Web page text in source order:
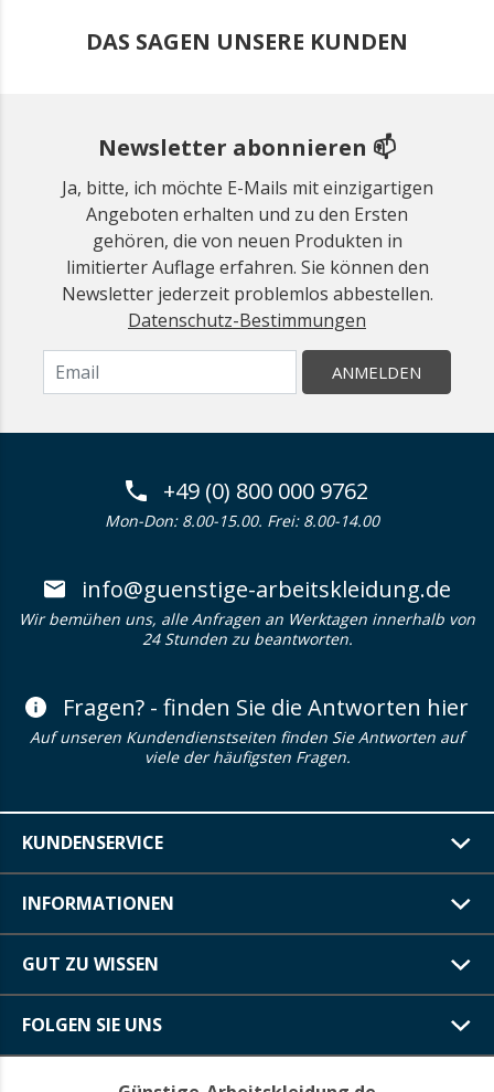
DAS SAGEN UNSERE KUNDEN
Newsletter abonnieren 📫
Ja, bitte, ich möchte E-Mails mit einzigartigen
Angeboten erhalten und zu den Ersten
gehören, die von neuen Produkten in
limitierter Auflage erfahren. Sie können den
Newsletter jederzeit problemlos abbestellen.
Datenschutz-Bestimmungen
ANMELDEN
+49 (0) 800 000 9762
Mon-Don: 8.00-15.00. Frei: 8.00-14.00
info@guenstige-arbeitskleidung.de
Wir bemühen uns, alle Anfragen an Werktagen innerhalb von
24 Stunden zu beantworten.
Fragen? - finden Sie die Antworten hier
Auf unseren Kundendienstseiten finden Sie Antworten auf
viele der häufigsten Fragen.
KUNDENSERVICE
INFORMATIONEN
GUT ZU WISSEN
FOLGEN SIE UNS